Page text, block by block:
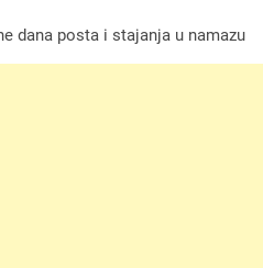
dana posta i stajanja u namazu